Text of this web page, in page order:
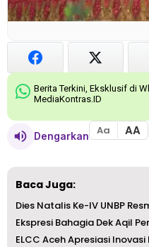
Berita Terkini, Eksklusif di
MediaKontras.ID
Dengarkan Aa AA
Baca Juga: